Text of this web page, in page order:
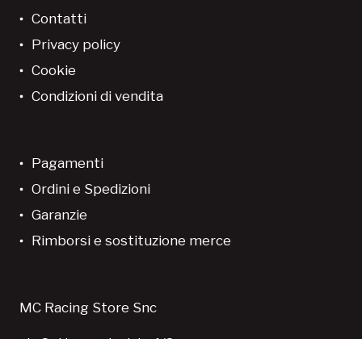
Contatti
Privacy policy
Cookie
Condizioni di vendita
Pagamenti
Ordini e Spedizioni
Garanzie
Rimborsi e sostituzione merce
MC Racing Store Snc